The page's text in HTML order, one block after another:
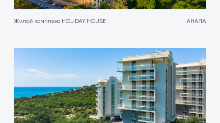
Жилой комплекс HOLIDAY HOUSE АНАПА